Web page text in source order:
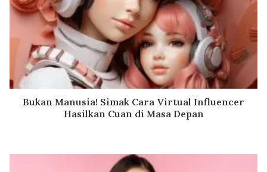
Bukan Manusia! Simak Cara Virtual Influencer
Hasilkan Cuan di Masa Depan